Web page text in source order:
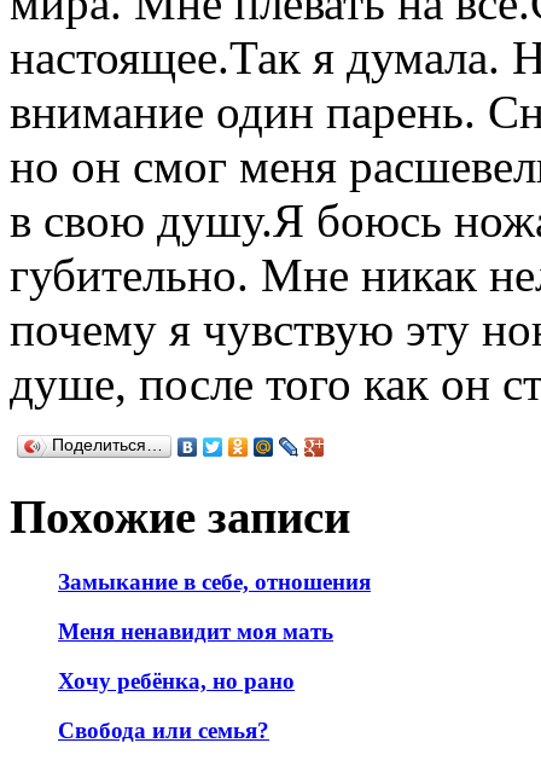
настоящее.Так я думала.
внимание один парень.
но он смог меня
в свою душу.Я боюсь
губительно. Мне никак
почему я чувствую эту
душе, после того как он
Поделиться…
Похожие записи
Замыкание в себе, отношения
Меня ненавидит моя мать
Хочу ребёнка, но рано
Свобода или семья?